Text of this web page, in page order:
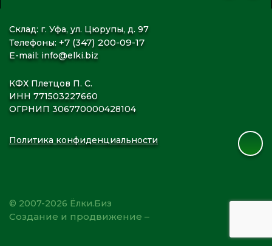
Склад: г. Уфа, ул. Цюрупы, д. 97
Телефоны: +7 (347) 200-09-17
E-mail: info@elki.biz
КФХ Плетцов П. С.
ИНН 771503227660
ОГРНИП 306770000428104
Политика конфиденциальности
© 2007-2026 Ёлки.Биз
Создание и продвижение –